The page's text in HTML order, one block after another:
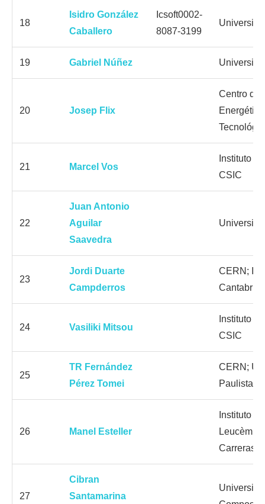
18
Isidro González
Caballero
Icsoft0002-
8087-3199
19 Gabriel Núñez
20 Josep Flix
Centro de
21 Marcel Vos
Instituto
CSIC
22
Juan Antonio
Aguilar
Saavedra
23
Jordi Duarte
Campderros
CERN;
Cantabria
24 Vasiliki Mitsou
Instituto
CSIC
25
TR Fernández
Pérez Tomei
CERN;
Paulista
26 Manel Esteller
Instituto
Leucèmia
Carreras;
27
Cibran
Santamarina